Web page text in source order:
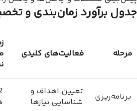
جدول برآورد زمان‌بندی و
مرحله فعالیت‌های کلیدی
برنامه‌ریزی
تعیین اهداف و
شناسایی نیازها